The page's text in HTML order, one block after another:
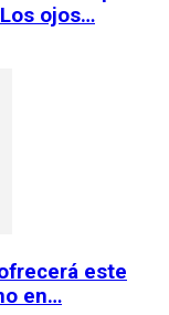
ojos…
este
en…